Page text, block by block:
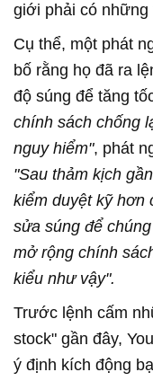
giới phải có những
Cụ thể, một phát
bố rằng họ đã ra
độ súng để tăng
chính sách chống
nguy hiểm", phát
"Sau thảm kịch
kiểm duyệt kỹ hơn
sửa súng để
mở rộng chính
kiểu như vậy".
Trước lệnh cấm
stock" gần đây,
ý định kích động